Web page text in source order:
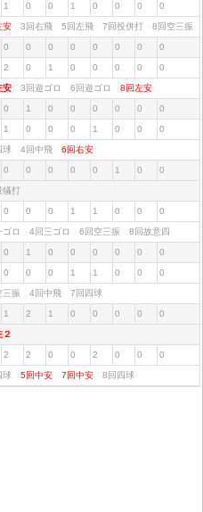
1 0 0 1 0 0 0 0
安 3回右飛 5回左飛 7回投併打 8回空三振
0 0 0 0 0 0 0 0
2 0 1 0 0 0 0 0
安 3回遊ゴロ 6回遊ゴロ 8回左安
0 1 0 0 0 0 0 0
1 0 0 0 1 0 0 0
球 4回中飛 6回右安
0 0 0 0 0 1 0 0
犠打
0 0 0 1 1 0 0 0
ゴロ 4回三ゴロ 6回空三振 8回故意四
0 1 0 0 0 0 0 0
0 0 0 1 1 0 0 0
三振 4回中飛 7回四球
1 2 1 0 0 0 0 0
２
2 2 0 0 2 0 0 0
球 5回中安 7回中安 8回四球